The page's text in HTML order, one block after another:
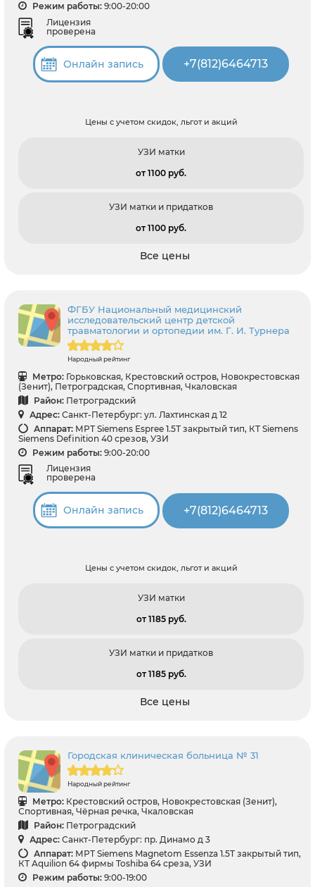
Режим работы: 9:00-20:00
Лицензия
проверена
Онлайн запись +7(812)6464713
Цены с учетом скидок, льгот и акций
УЗИ матки
от 1100 pуб.
УЗИ матки и придатков
от 1100 pуб.
Все цены
ФГБУ Национальный медицинский
исследовательский центр детской
травматологии и ортопедии им. Г. И. Турнера
Народный рейтинг
Метро: Горьковская, Крестовский остров, Новокрестовская
(Зенит), Петроградская, Спортивная, Чкаловская
Район: Петроградский
Адрес: Санкт-Петербург: ул. Лахтинская д 12
Аппарат: МРТ Siemens Espree 1.5Т закрытый тип, КТ Siemens
Siemens Definition 40 срезов, УЗИ
Режим работы: 9:00-20:00
Лицензия
проверена
Онлайн запись +7(812)6464713
Цены с учетом скидок, льгот и акций
УЗИ матки
от 1185 pуб.
УЗИ матки и придатков
от 1185 pуб.
Все цены
Городская клиническая больница № 31
Народный рейтинг
Метро: Крестовский остров, Новокрестовская (Зенит),
Спортивная, Чёрная речка, Чкаловская
Район: Петроградский
Адрес: Санкт-Петербург: пр. Динамо д 3
Аппарат: МРТ Siemens Magnetom Essenza 1.5T закрытый тип,
КТ Aquilion 64 фирмы Toshiba 64 среза, УЗИ
Режим работы: 9:00-19:00